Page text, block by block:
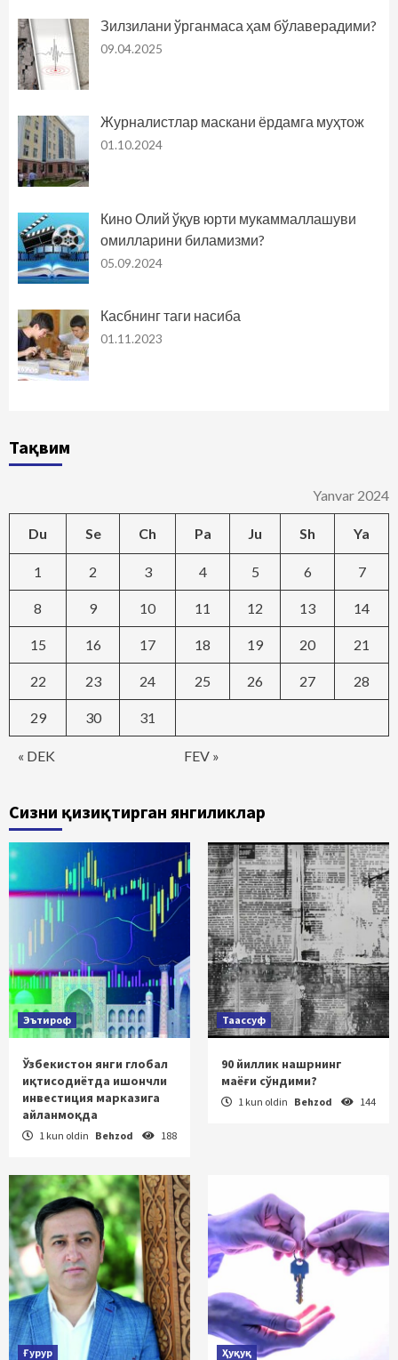
Зилзилани ўрганмаса ҳам бўлаверадими?
09.04.2025
Журналистлар маскани ёрдамга муҳтож
01.10.2024
Кино Олий ўқув юрти мукаммаллашуви
омилларини биламизми?
05.09.2024
Касбнинг таги насиба
01.11.2023
Тақвим
Yanvar 2024
Du Se Ch Pa Ju Sh Ya
« DEK FEV »
1 2 3 4 5 6 7
8 9 10 11 12 13 14
15 16 17 18 19 20 21
22 23 24 25 26 27 28
29 30 31
Сизни қизиқтирган янгиликлар
Эътироф
Ўзбекистон янги глобал
иқтисодиётда ишончли
инвестиция марказига
айланмоқда
1 kun oldin Behzod 188
Таассуф
90 йиллик нашрнинг
маёғи сўндими?
1 kun oldin Behzod 144
Ғурур Ҳуқуқ